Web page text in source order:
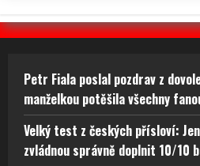
Petr Fiala poslal pozdrav z
manželkou potěšila všechny
Velký test z českých přísloví:
zvládnou správně doplnit 10/10